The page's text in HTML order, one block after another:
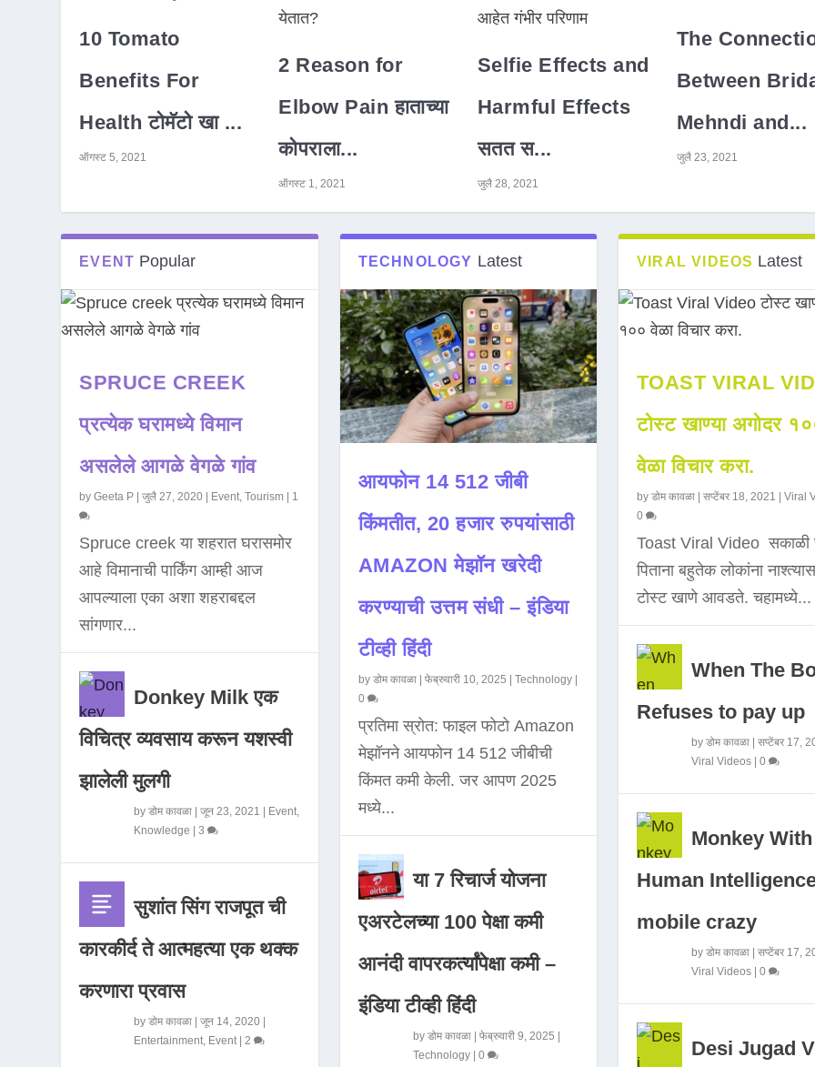
10 Tomato
Benefits For
Health टोमॅटो खा ...
ऑगस्ट 5, 2021
2 Reason for
Elbow Pain हाताच्या
कोपराला...
ऑगस्ट 1, 2021
Selfie Effects and
Harmful Effects
सतत स...
जुलै 28, 2021
The
Between
Mehndi and...
जुलै 23, 2021
EVENT Popular
SPRUCE CREEK
प्रत्येक घरामध्ये विमान
असलेले आगळे वेगळे गांव
byGeeta P |जुलै 27, 2020 Event,Tourism 1
Spruce creek या शहरात घरासमोर
आहे विमानाची पार्किंग आम्ही आज
आपल्याला एका अशा शहराबद्दल
सांगणार...
Donkey Milk एक
विचित्र व्यवसाय करून यशस्वी
झालेली मुलगी
byडोम कावळा |जून 23, 2021 Event,
Knowledge |3
सुशांत सिंग राजपूत ची
कारकीर्द ते आत्महत्या एक थक्क
करणारा प्रवास
byडोम कावळा |जून 14, 2020
Entertainment, Event|2
TECHNOLOGY Latest
आयफोन 14 512 जीबी
किंमतीत, 20 हजार रुपयांसाठी
AMAZON मेझॉन खरेदी
करण्याची उत्तम संधी – इंडिया
टीव्ही हिंदी
by डोम कावळा| फेब्रुवारी 10, 2025 Technology|
0
प्रतिमा स्रोत: फाइल फोटो Amazon
मेझॉनने आयफोन 14 512 जीबीची
किंमत कमी केली. जर आपण 2025
मध्ये...
या 7 रिचार्ज योजना
एअरटेलच्या 100 पेक्षा कमी
आनंदी वापरकर्त्यांपेक्षा कमी –
इंडिया टीव्ही हिंदी
by डोम कावळा| फेब्रुवारी 9, 2025
Technology| 0
VIRAL VIDEOS Latest
TOAST VIRAL
टोस्ट खाण्या अगोदर
वेळा विचार करा.
by डोम कावळा| सप्टेंबर 18, 2021 Viral
0
Toast Viral Video सकाळी
पिताना बहुतेक लोकांना
टोस्ट खाणे आवडते. चहामध्ये...
When The
Refuses to pay up
by डोम कावळा| सप्टेंबर 17,
Viral Videos| 0
Monkey With
Human
mobile crazy
by डोम कावळा| सप्टेंबर 17,
Viral Videos| 0
Desi Jugad